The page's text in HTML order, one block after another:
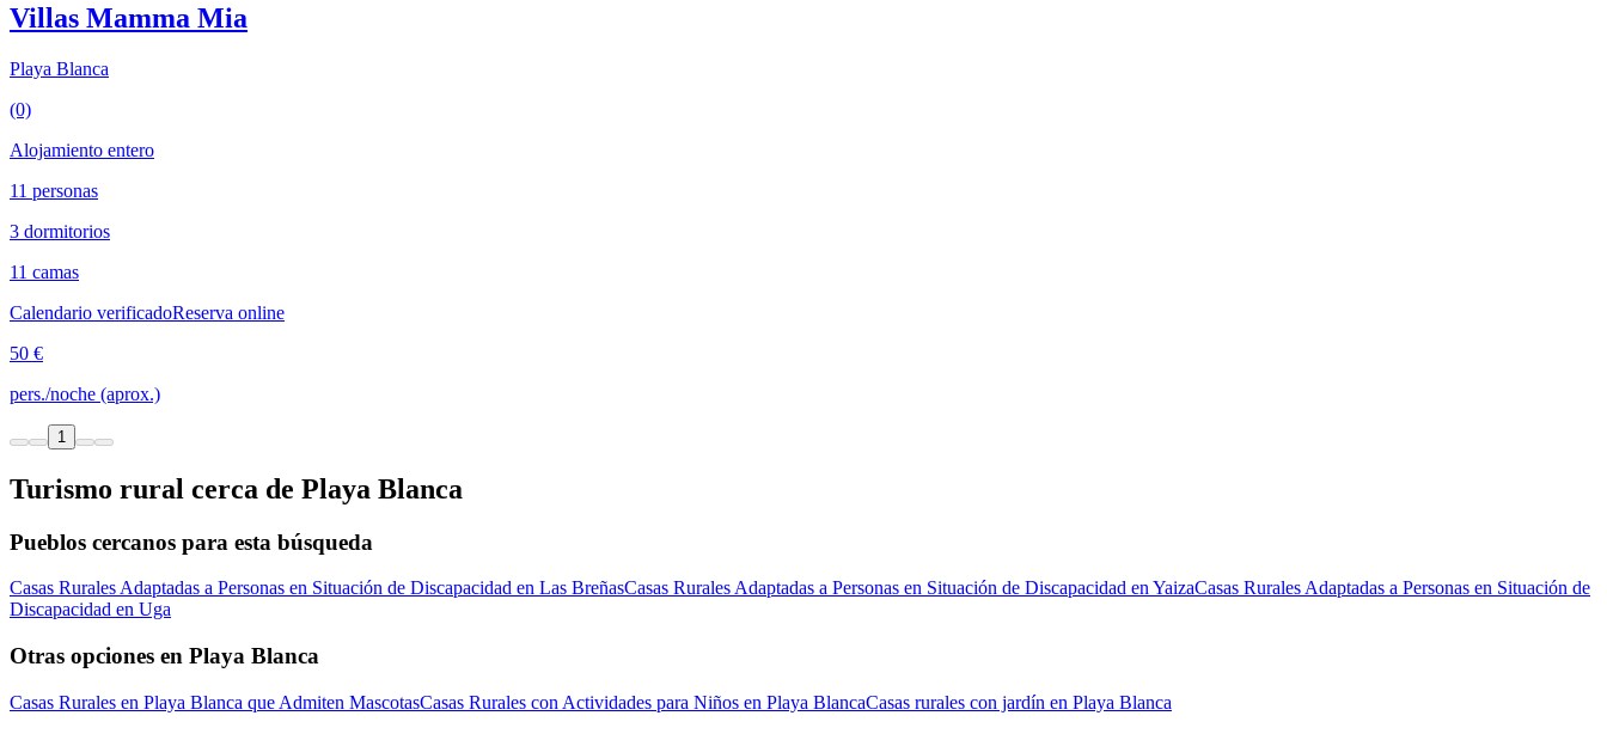
Villas Mamma Mia
Playa Blanca
(0)
Alojamiento entero
11 personas
3 dormitorios
11 camas
Calendario verificadoReserva online
50 €
pers./noche (aprox.)
1
Turismo rural cerca de Playa Blanca
Pueblos cercanos para esta búsqueda
Casas Rurales Adaptadas a Personas en Situación de Discapacidad en Las BreñasCasas Rurales Adaptadas a Personas en Situación de Discapacidad en YaizaCasas Rurales Adaptadas a Personas en Situación de
Discapacidad en Uga
Otras opciones en Playa Blanca
Casas Rurales en Playa Blanca que Admiten MascotasCasas Rurales con Actividades para Niños en Playa BlancaCasas rurales con jardín en Playa Blanca